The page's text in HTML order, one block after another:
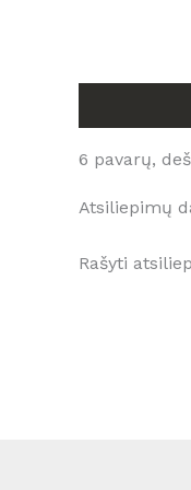
6 pavarų,
Atsiliepimų
Rašyti